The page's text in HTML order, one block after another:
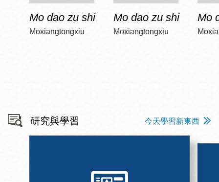
Mo dao zu shi
Moxiangtongxiu
Mo dao zu shi
Moxiangtongxiu
Mo
研究與學習 今天學習新東西